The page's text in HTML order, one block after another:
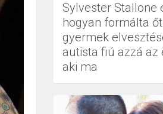
Sylvester Stallone
hogyan formálta
gyermek
autista fiú azzá az
aki ma